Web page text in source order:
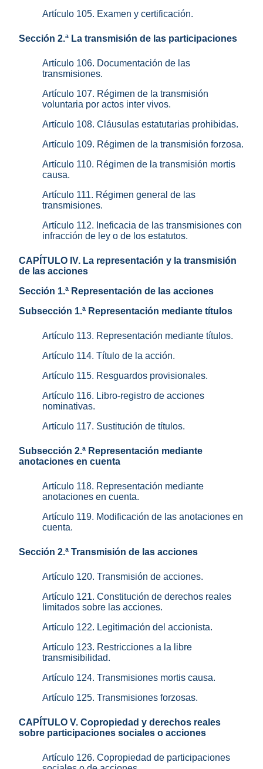
Artículo 105. Examen y certificación.
Sección 2.ª La transmisión de las participaciones
Artículo 106. Documentación de las
transmisiones.
Artículo 107. Régimen de la transmisión
voluntaria por actos inter vivos.
Artículo 108. Cláusulas estatutarias prohibidas.
Artículo 109. Régimen de la transmisión forzosa.
Artículo 110. Régimen de la transmisión mortis
causa.
Artículo 111. Régimen general de las
transmisiones.
Artículo 112. Ineficacia de las transmisiones con
infracción de ley o de los estatutos.
CAPÍTULO IV. La representación y la transmisión
de las acciones
Sección 1.ª Representación de las acciones
Subsección 1.ª Representación mediante títulos
Artículo 113. Representación mediante títulos.
Artículo 114. Título de la acción.
Artículo 115. Resguardos provisionales.
Artículo 116. Libro-registro de acciones
nominativas.
Artículo 117. Sustitución de títulos.
Subsección 2.ª Representación mediante
anotaciones en cuenta
Artículo 118. Representación mediante
anotaciones en cuenta.
Artículo 119. Modificación de las anotaciones en
cuenta.
Sección 2.ª Transmisión de las acciones
Artículo 120. Transmisión de acciones.
Artículo 121. Constitución de derechos reales
limitados sobre las acciones.
Artículo 122. Legitimación del accionista.
Artículo 123. Restricciones a la libre
transmisibilidad.
Artículo 124. Transmisiones mortis causa.
Artículo 125. Transmisiones forzosas.
CAPÍTULO V. Copropiedad y derechos reales
sobre participaciones sociales o acciones
Artículo 126. Copropiedad de participaciones